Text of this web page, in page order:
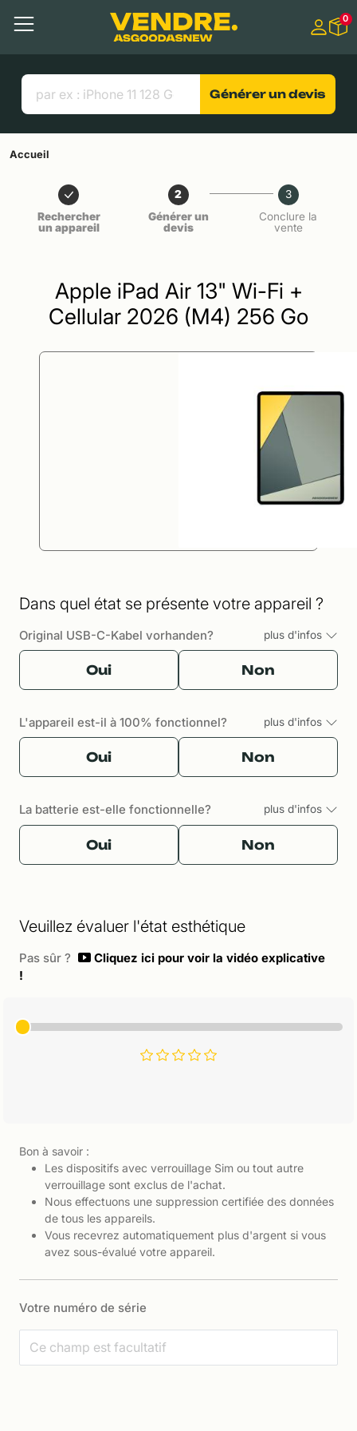
Contenu principal
Menu
Liens utiles
0
Générer un devis
Accueil
Rechercher
un appareil
2
Générer un
devis
3
Conclure la
vente
Apple iPad Air 13" Wi-Fi +
Cellular 2026 (M4) 256 Go
Dans quel état se présente votre appareil ?
Original USB-C-Kabel vorhanden? plus d'infos
Oui Non
L'appareil est-il à 100% fonctionnel? plus d'infos
Oui Non
La batterie est-elle fonctionnelle? plus d'infos
Oui Non
Veuillez évaluer l'état esthétique
Pas sûr ?
Cliquez ici pour voir la vidéo explicative
!
Bon à savoir :
Les dispositifs avec verrouillage Sim ou tout autre
verrouillage sont exclus de l'achat.
Nous effectuons une suppression certifiée des données
de tous les appareils.
Vous recevrez automatiquement plus d'argent si vous
avez sous-évalué votre appareil.
Votre numéro de série